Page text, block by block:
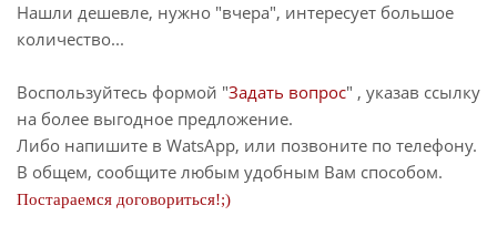
Нашли дешевле, нужно "вчера", интересует большое
количество...
Воспользуйтесь формой "Задать вопрос" , указав ссылку
на более выгодное предложение.
Либо напишите в WatsApp, или позвоните по телефону.
В общем, сообщите любым удобным Вам способом.
Постараемся договориться!;)